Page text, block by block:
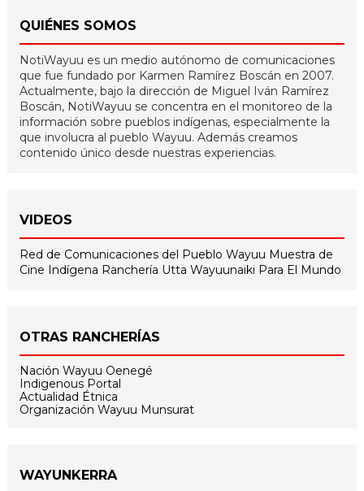
QUIÉNES SOMOS
NotiWayuu es un medio autónomo de comunicaciones
que fue fundado por Karmen Ramírez Boscán en 2007.
Actualmente, bajo la dirección de Miguel Iván Ramírez
Boscán, NotiWayuu se concentra en el monitoreo de la
información sobre pueblos indígenas, especialmente la
que involucra al pueblo Wayuu. Además creamos
contenido único desde nuestras experiencias.
VIDEOS
Red de Comunicaciones del Pueblo Wayuu Muestra de
Cine Indígena Ranchería Utta Wayuunaiki Para El Mundo
OTRAS RANCHERÍAS
Nación Wayuu Oenegé
Indigenous Portal
Actualidad Étnica
Organización Wayuu Munsurat
WAYUNKERRA